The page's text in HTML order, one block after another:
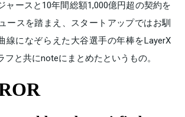
ャースと10年間総額1,000億円超の契約を
ースを踏まえ、スタートアップではお馴
線になぞらえた大谷選手の年棒をLayerX
と共にnoteにまとめたというもの。